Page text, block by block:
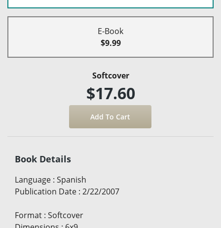
E-Book
$9.99
Softcover
$17.60
Book Details
Language : Spanish
Publication Date : 2/22/2007
Format : Softcover